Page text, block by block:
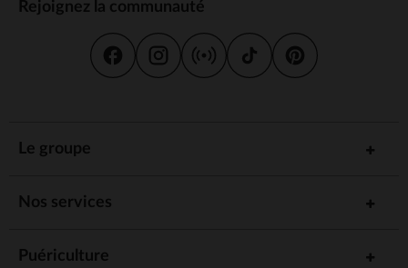
Rejoignez la communauté
Le groupe
Nos services
Puériculture